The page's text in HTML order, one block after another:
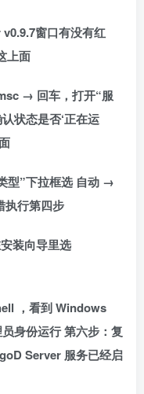
窗口有没有红
上面
→ 回车，打开“服
状态是否‘正在运
型”下拉框选 自动 →
执行第四步
装向导里选
，看到 Windows
身份运行 第六步：复
Server 服务已经启